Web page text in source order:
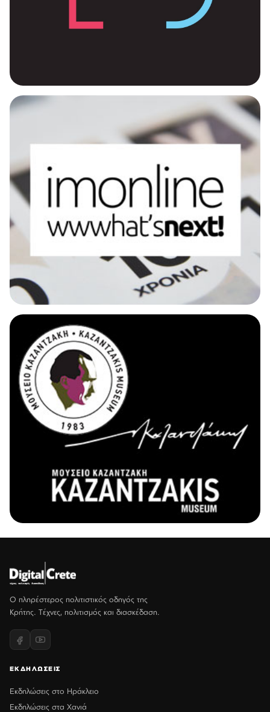
Ο πληρέστερος πολιτιστικός οδηγός της
Κρήτης. Τέχνες, πολιτισμός και διασκέδαση.
ΕΚΔΗΛΩΣΕΙΣ
Εκδηλώσεις στο Ηράκλειο
Εκδηλώσεις στα Χανιά